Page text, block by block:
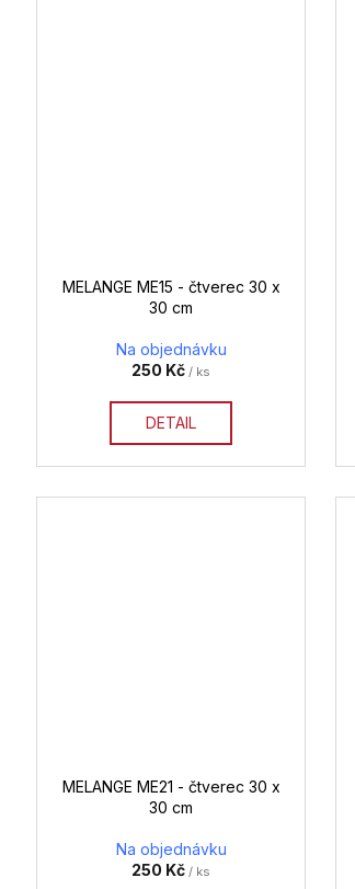
MELANGE ME15 - čtverec 30 x
30 cm
Na objednávku
250 Kč / ks
DETAIL
MELANGE ME21 - čtverec 30 x
30 cm
Na objednávku
250 Kč / ks